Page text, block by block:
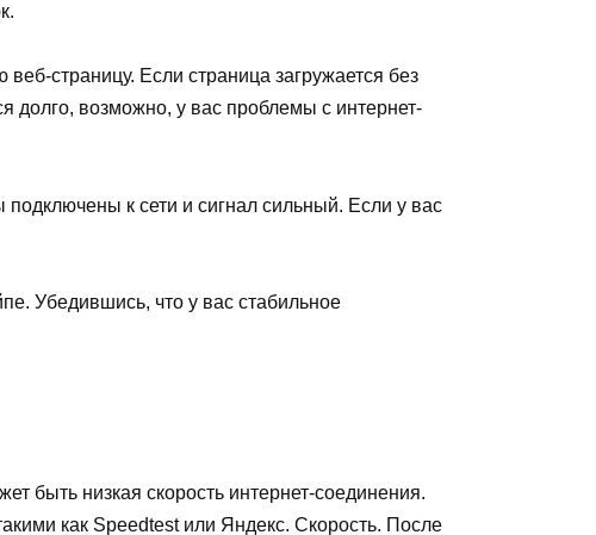
страницу. Если страница загружается без
долго, возможно, у вас проблемы с интернет-
к сети и сигнал сильный. Если у вас
Убедившись, что у вас стабильное
быть низкая скорость интернет-соединения.
как Speedtest или Яндекс. Скорость. После